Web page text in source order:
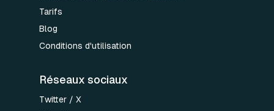
Tarifs
Blog
Conditions d'utilisation
Réseaux sociaux
Twitter / X